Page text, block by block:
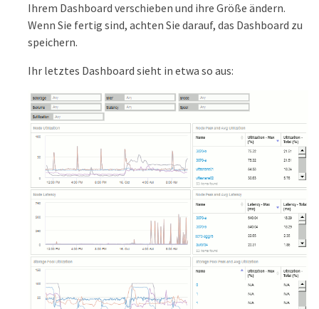
Ihrem Dashboard verschieben und ihre Größe ändern.
Wenn Sie fertig sind, achten Sie darauf, das Dashboard zu
speichern.
Ihr letztes Dashboard sieht in etwa so aus: